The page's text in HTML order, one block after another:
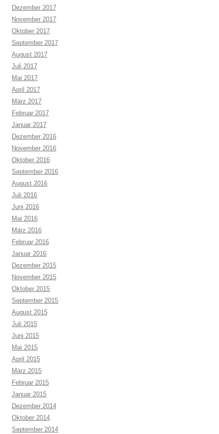
Dezember 2017
November 2017
Oktober 2017
September 2017
August 2017
Juli 2017
Mai 2017
April 2017
März 2017
Februar 2017
Januar 2017
Dezember 2016
November 2016
Oktober 2016
September 2016
August 2016
Juli 2016
Juni 2016
Mai 2016
März 2016
Februar 2016
Januar 2016
Dezember 2015
November 2015
Oktober 2015
September 2015
August 2015
Juli 2015
Juni 2015
Mai 2015
April 2015
März 2015
Februar 2015
Januar 2015
Dezember 2014
Oktober 2014
September 2014